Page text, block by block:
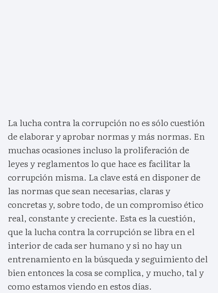
La lucha contra la corrupción no es sólo cuestión
de elaborar y aprobar normas y más normas. En
muchas ocasiones incluso la proliferación de
leyes y reglamentos lo que hace es facilitar la
corrupción misma. La clave está en disponer de
las normas que sean necesarias, claras y
concretas y, sobre todo, de un compromiso ético
real, constante y creciente. Esta es la cuestión,
que la lucha contra la corrupción se libra en el
interior de cada ser humano y si no hay un
entrenamiento en la búsqueda y seguimiento del
bien entonces la cosa se complica, y mucho, tal y
como estamos viendo en estos días.